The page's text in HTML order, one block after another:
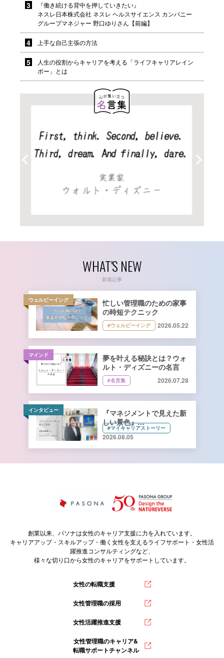
『働き続ける背中を押していきたい』
ネスレ日本株式会社 ネスレ ヘルスサイエンス カンパニー
グループマネジャー 野口ゆりさん【前編】
上手な自己主張の方法
人生の役割からキャリアを考える「ライフキャリアレイン
ボー」とは
WHAT'S NEW
新着記事
ウェルビーイング
忙しい管理職のための家事
の時短テクニック
#ウェルビーイング 2026.05.22
マインド
夢を叶える秘訣とは？ウォ
ルト・ディズニーの名言
#名言集 2026.07.28
インタビュー
『マネジメントで見えた新
しい景色』
キーコーヒー株式会社 管理
本部 総務人事部 人財開発
課長 寺﨑由香里さん【前
#マイキャリアストーリー
2026.08.05
創業以来、パソナは女性のキャリア支援に力を入れています。
キャリアアップ・スキルアップ・働く女性を支えるライフサポート・女性活
躍推進コンサルティングなど、
様々な切り口から女性のキャリアをサポートしています。
女性の転職支援
女性管理職の採用
女性活躍推進支援
女性管理職のキャリア&
転職サポートチャンネル